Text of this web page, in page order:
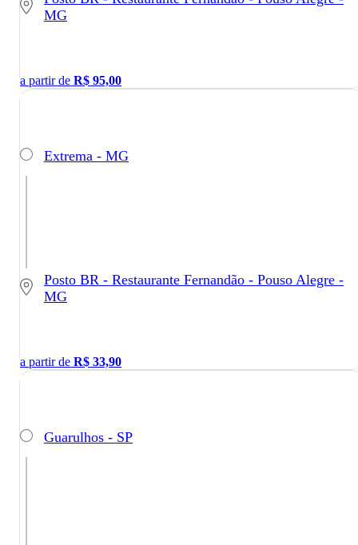
MG
a partir de R$ 95,00
Extrema - MG
Posto BR - Restaurante Fernandão - Pouso Alegre -
MG
a partir de R$ 33,90
Guarulhos - SP